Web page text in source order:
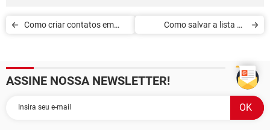
Como criar contatos em
Como salvar a lista de
ASSINE NOSSA NEWSLETTER!